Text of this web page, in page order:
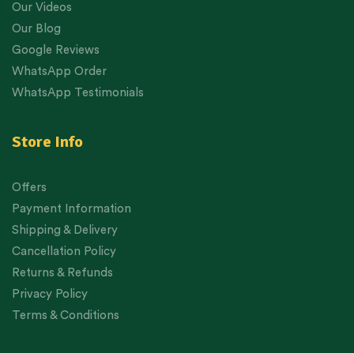
Our Videos
Our Blog
Google Reviews
WhatsApp Order
WhatsApp Testimonials
Store Info
Offers
Payment Information
Shipping & Delivery
Cancellation Policy
Returns & Refunds
Privacy Policy
Terms & Conditions